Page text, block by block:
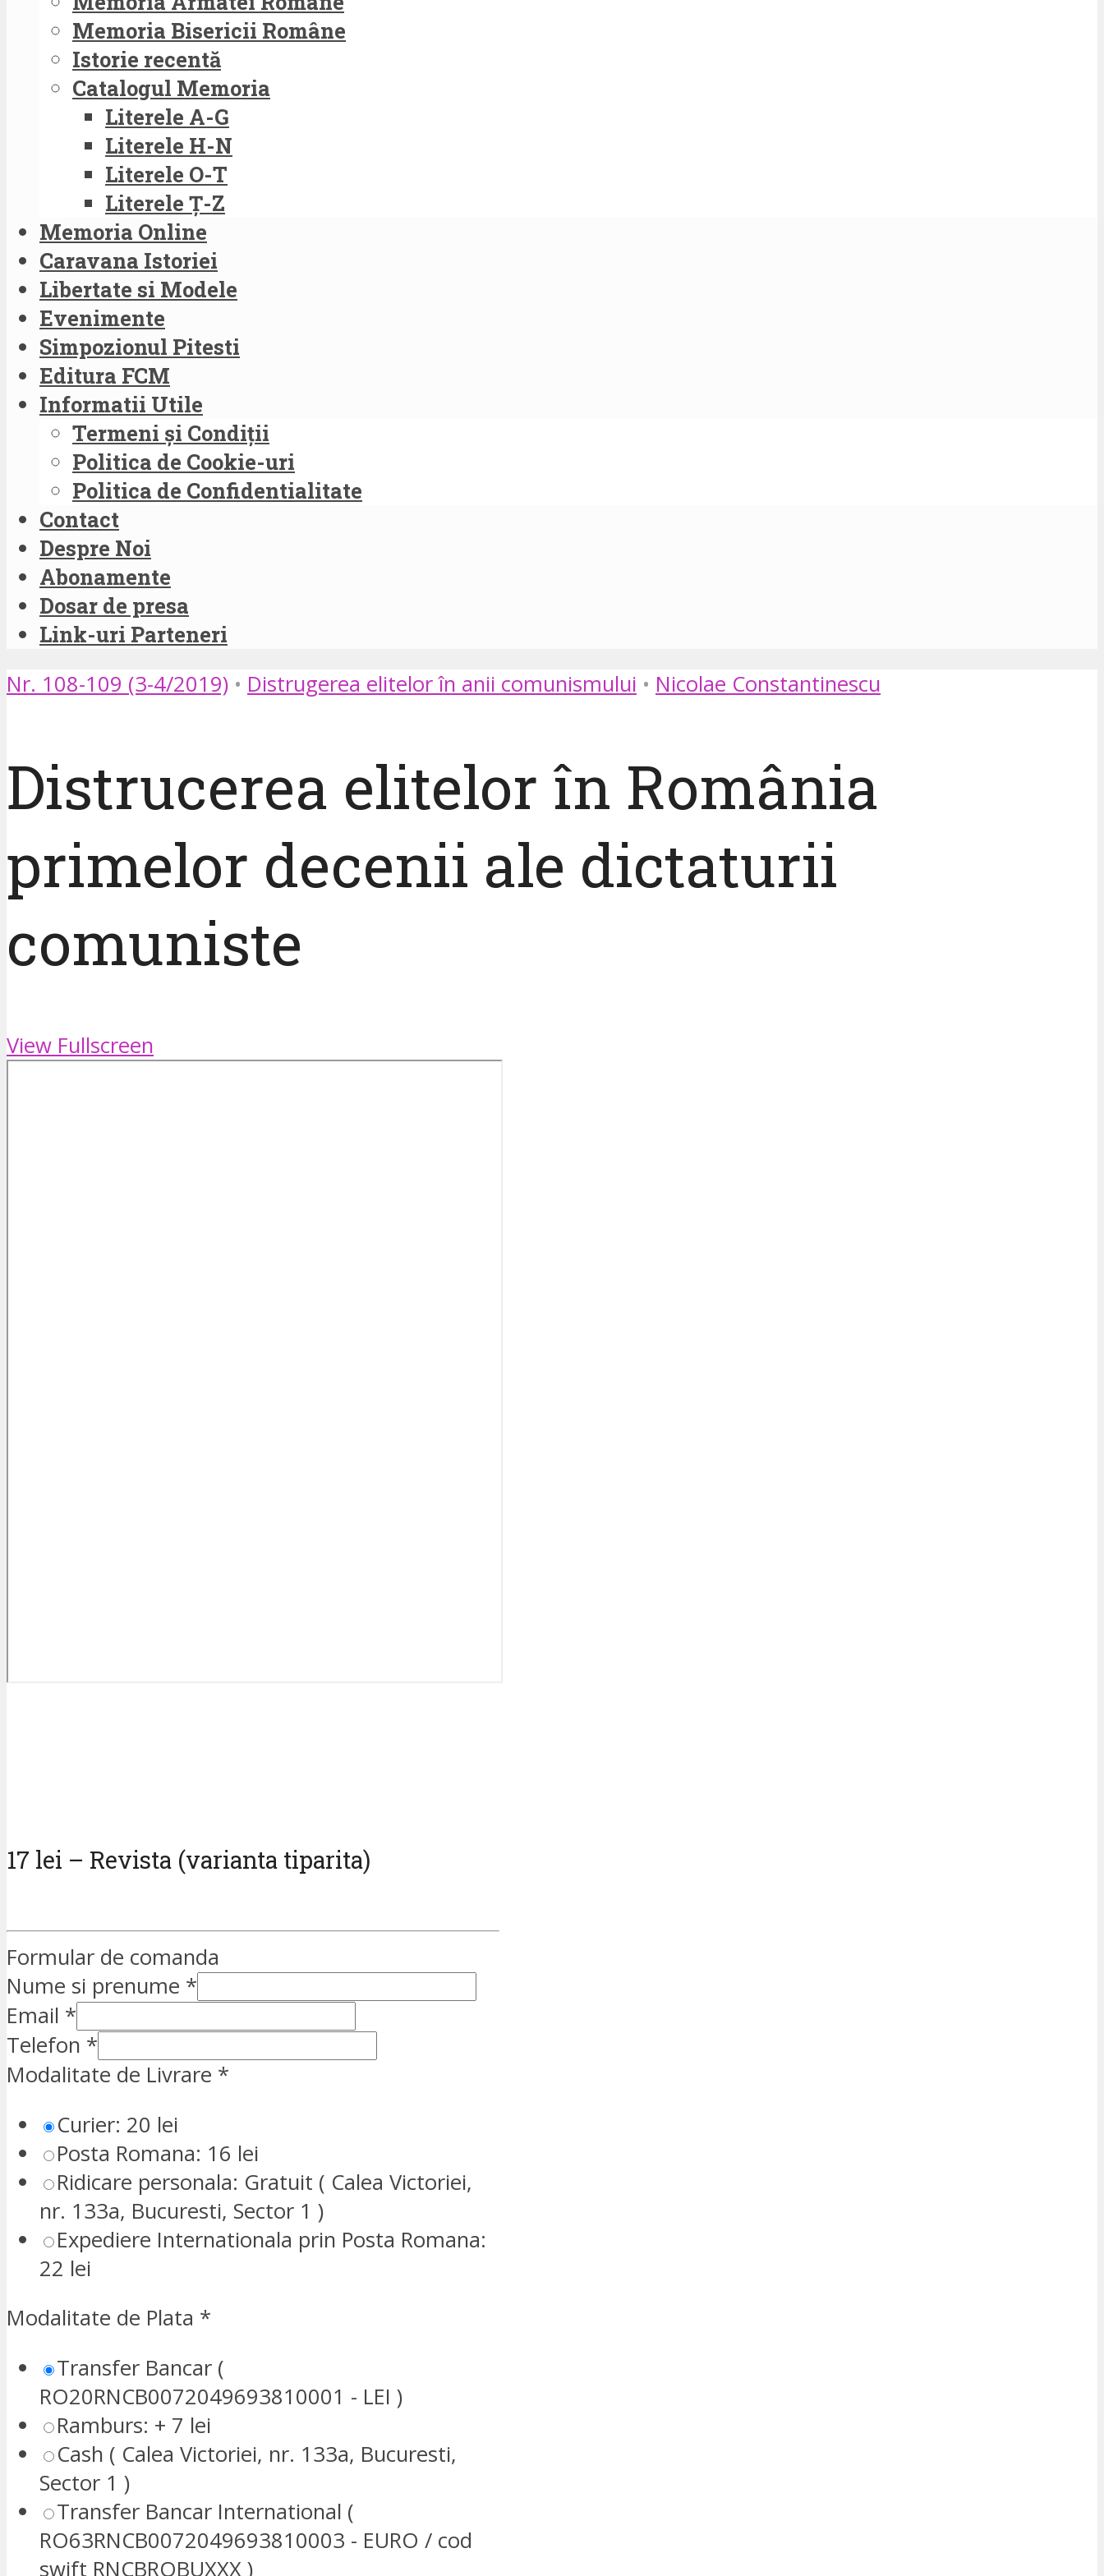
Memoria Bisericii Române
Istorie recentă
Catalogul Memoria
Literele A-G
Literele H-N
Literele O-T
Literele Ț-Z
Memoria Online
Caravana Istoriei
Libertate si Modele
Evenimente
Simpozionul Pitesti
Editura FCM
Informatii Utile
Termeni și Condiții
Politica de Cookie-uri
Politica de Confidentialitate
Contact
Despre Noi
Abonamente
Dosar de presa
Link-uri Parteneri
Nr. 108-109 (3-4/2019) • Distrugerea elitelor în anii comunismului • Nicolae Constantinescu
Distrucerea elitelor în România
primelor decenii ale dictaturii
comuniste
View Fullscreen
17 lei – Revista (varianta tiparita)
Formular de comanda
Nume si prenume *
Email *
Telefon *
Modalitate de Livrare *
Curier: 20 lei
Posta Romana: 16 lei
Ridicare personala: Gratuit ( Calea Victoriei,
nr. 133a, Bucuresti, Sector 1 )
Expediere Internationala prin Posta Romana:
22 lei
Modalitate de Plata *
Transfer Bancar (
RO20RNCB0072049693810001 - LEI )
Ramburs: + 7 lei
Cash ( Calea Victoriei, nr. 133a, Bucuresti,
Sector 1 )
Transfer Bancar International (
RO63RNCB0072049693810003 - EURO / cod
swift RNCBROBUXXX )